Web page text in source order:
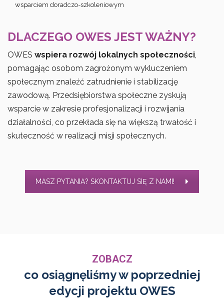
wsparciem doradczo-szkoleniowym
DLACZEGO OWES JEST WAŻNY?
OWES wspiera rozwój lokalnych społeczności
pomagając osobom zagrożonym wykluczeniem
społecznym znaleźć zatrudnienie i stabilizację
zawodową. Przedsiębiorstwa społeczne zyskują
wsparcie w zakresie profesjonalizacji i rozwijania
działalności, co przekłada się na większą trwałość i
skuteczność w realizacji misji społecznych.
MASZ PYTANIA? SKONTAKTUJ SIĘ Z NAMI!
ZOBACZ
co osiągnęliśmy w poprzedniej
edycji projektu OWES